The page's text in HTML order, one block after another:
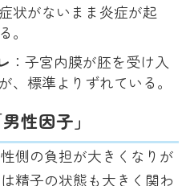
状がないまま炎症が起
。
：子宮内膜が胚を受け入
、標準よりずれている。
性因子」
側の負担が大きくなりが
精子の状態も大きく関わ